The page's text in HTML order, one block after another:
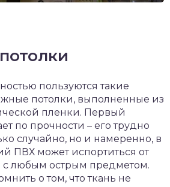
пользуются такие
потолки, выполненные из
пленки. Первый
по прочности – его трудно
случайно, но и намеренно, в
ПВХ может испортиться от
с любым острым предметом.
о том, что ткань не